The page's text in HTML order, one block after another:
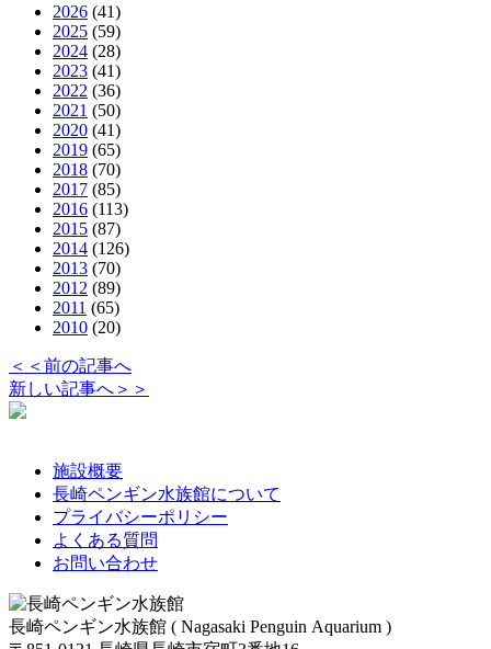
2026 (41)
2025 (59)
2024 (28)
2023 (41)
2022 (36)
2021 (50)
2020 (41)
2019 (65)
2018 (70)
2017 (85)
2016 (113)
2015 (87)
2014 (126)
2013 (70)
2012 (89)
2011 (65)
2010 (20)
＜＜前の記事へ
新しい記事へ＞＞
施設概要
長崎ペンギン水族館について
プライバシーポリシー
よくある質問
お問い合わせ
長崎ペンギン水族館 ( Nagasaki Penguin Aquarium )